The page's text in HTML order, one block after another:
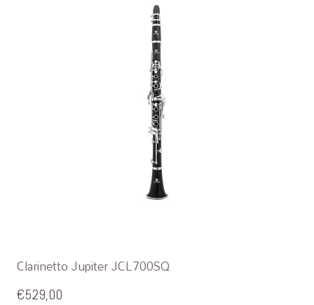
Clarinetto Jupiter JCL700SQ
€529,00